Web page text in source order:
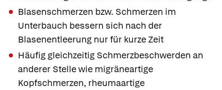
Blasenschmerzen bzw. Schmerzen im
Unterbauch bessern sich nach der
Blasenentleerung nur für kurze Zeit
Häufig gleichzeitig Schmerzbeschwerden an
anderer Stelle wie migräneartige
Kopfschmerzen, rheumaartige